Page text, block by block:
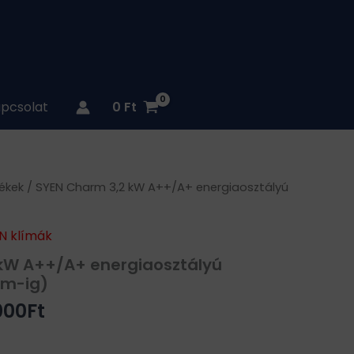
0 Ft
/ SYEN Charm 3,2 kW A++/A+ energiaosztályú
klímák
A++/A+ energiaosztályú
ig)
Ft
Current
is:
310.000Ft.